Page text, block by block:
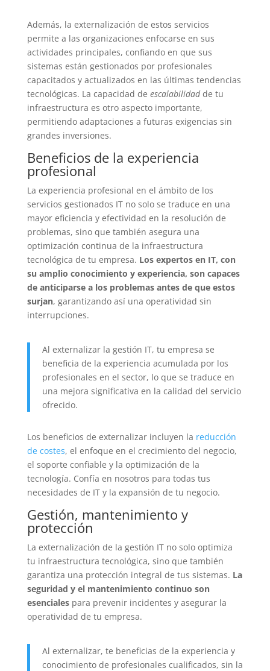
Además, la externalización de estos servicios
permite a las organizaciones enfocarse en sus
actividades principales, confiando en que sus
sistemas están gestionados por profesionales
capacitados y actualizados en las últimas tendencias
tecnológicas. La capacidad de escalabilidadde tu
infraestructura es otro aspecto importante,
permitiendo adaptaciones a futuras exigencias sin
grandes inversiones.
Beneficios de la experiencia
profesional
La experiencia profesional en el ámbito de los
servicios gestionados IT no solo se traduce en una
mayor eficiencia y efectividad en la resolución de
problemas, sino que también asegura una
optimización continua de la infraestructura
tecnológica de tu empresa. Los expertos en IT, con
su amplio conocimiento y experiencia, son capaces
de anticiparse a los problemas antes de que estos
surjan, garantizando así una operatividad sin
interrupciones.
Al externalizar la gestión IT, tu empresa se
beneficia de la experiencia acumulada por los
profesionales en el sector, lo que se traduce en
una mejora significativa en la calidad del servicio
ofrecido.
Los beneficios de externalizar incluyen la reducción
de costes, el enfoque en el crecimiento del negocio,
el soporte confiable y la optimización de la
tecnología. Confía en nosotros para todas tus
necesidades de IT y la expansión de tu negocio.
Gestión, mantenimiento y
protección
La externalización de la gestión IT no solo optimiza
tu infraestructura tecnológica, sino que también
garantiza una protección integral de tus sistemas. La
seguridad y el mantenimiento continuo son
esencialespara prevenir incidentes y asegurar la
operatividad de tu empresa.
Al externalizar, te beneficias de la experiencia y
conocimiento de profesionales cualificados, sin la